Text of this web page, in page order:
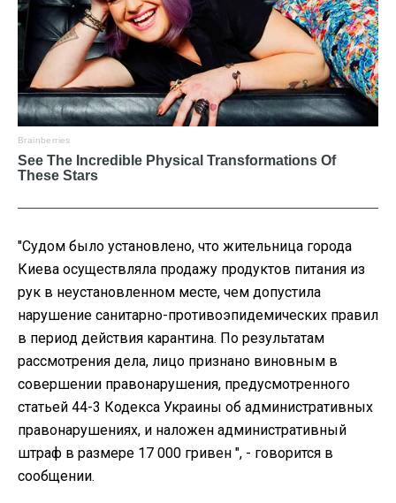
"Судом было установлено, что жительница города
Киева осуществляла продажу продуктов питания из
рук в неустановленном месте, чем допустила
нарушение санитарно-противоэпидемических правил
в период действия карантина. По результатам
рассмотрения дела, лицо признано виновным в
совершении правонарушения, предусмотренного
статьей 44-3 Кодекса Украины об административных
правонарушениях, и наложен административный
штраф в размере 17 000 гривен ", - говорится в
сообщении.